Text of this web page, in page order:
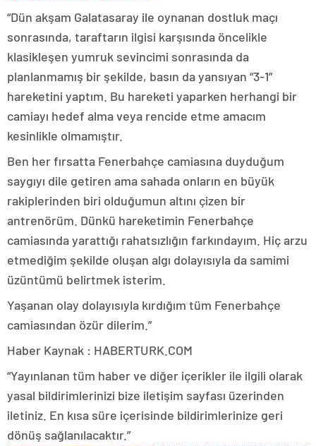
“Dün akşam Galatasaray ile oynanan dostluk maçı
sonrasında, taraftarın ilgisi karşısında öncelikle
klasikleşen yumruk sevincimi sonrasında da
planlanmamış bir şekilde, basın da yansıyan “3-1”
hareketini yaptım. Bu hareketi yaparken herhangi bir
camiayı hedef alma veya rencide etme amacım
kesinlikle olmamıştır.
Ben her fırsatta Fenerbahçe camiasına duyduğum
saygıyı dile getiren ama sahada onların en büyük
rakiplerinden biri olduğumun altını çizen bir
antrenörüm. Dünkü hareketimin Fenerbahçe
camiasında yarattığı rahatsızlığın farkındayım. Hiç arzu
etmediğim şekilde oluşan algı dolayısıyla da samimi
üzüntümü belirtmek isterim.
Yaşanan olay dolayısıyla kırdığım tüm Fenerbahçe
camiasından özür dilerim.”
Haber Kaynak : HABERTURK.COM
“Yayınlanan tüm haber ve diğer içerikler ile ilgili olarak
yasal bildirimlerinizi bize iletişim sayfası üzerinden
iletiniz. En kısa süre içerisinde bildirimlerinize geri
dönüş sağlanılacaktır.”